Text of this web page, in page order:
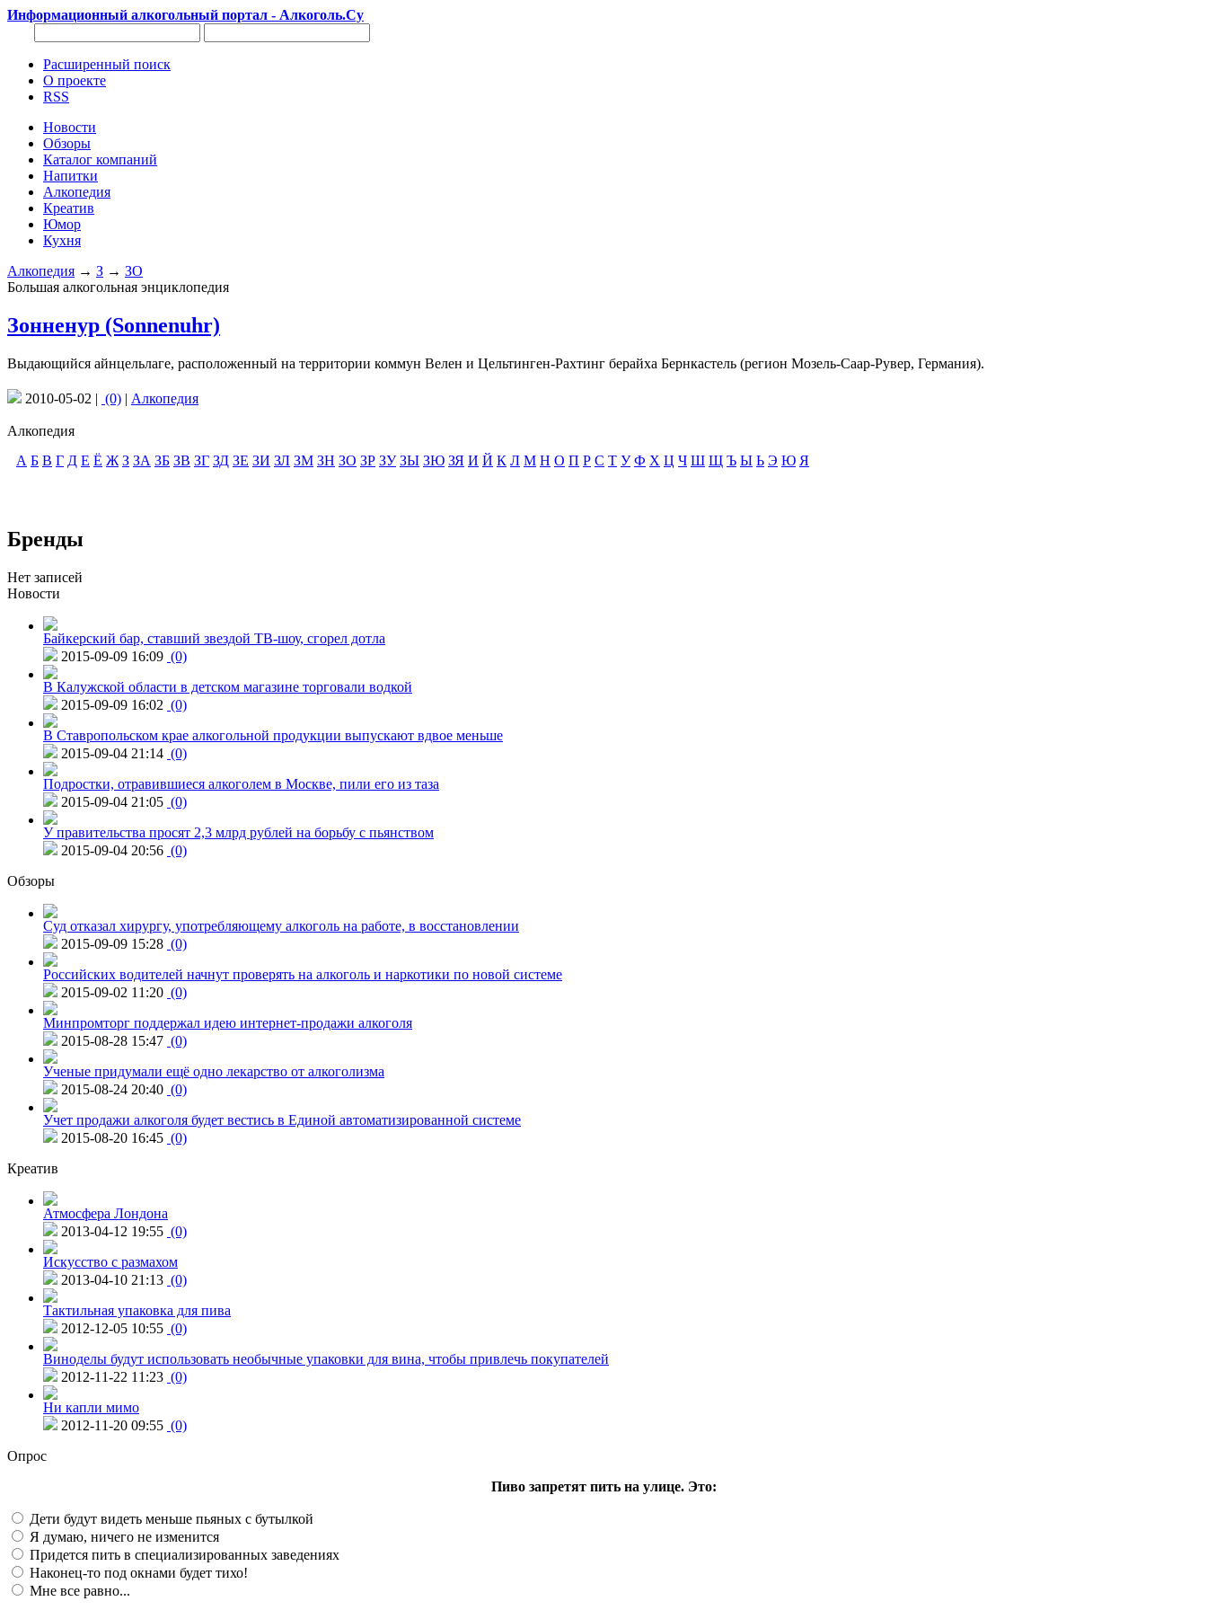
Информационный алкогольный портал - Алкоголь.Су
Расширенный поиск
О проекте
RSS
Новости
Обзоры
Каталог компаний
Напитки
Алкопедия
Креатив
Юмор
Кухня
Алкопедия → З → ЗО
Большая алкогольная энциклопедия
Зонненур (Sonnenuhr)
Выдающийся айнцельлаге, расположенный на территории коммун Велен и Цельтинген-Рахтинг берайха Бернкастель (регион Мозель-Саар-Рувер, Германия).
2010-05-02 | (0) | Алкопедия
Алкопедия
А Б В Г Д Е Ё Ж З ЗА ЗБ ЗВ ЗГ ЗД ЗЕ ЗИ ЗЛ ЗМ ЗН ЗО ЗР ЗУ ЗЫ ЗЮ ЗЯ И Й К Л М Н О П Р С Т У Ф Х Ц Ч Ш Щ Ъ Ы Ь Э Ю Я
Бренды
Нет записей
Новости
Байкерский бар, ставший звездой ТВ-шоу, сгорел дотла
2015-09-09 16:09 (0)
В Калужской области в детском магазине торговали водкой
2015-09-09 16:02 (0)
В Ставропольском крае алкогольной продукции выпускают вдвое меньше
2015-09-04 21:14 (0)
Подростки, отравившиеся алкоголем в Москве, пили его из таза
2015-09-04 21:05 (0)
У правительства просят 2,3 млрд рублей на борьбу с пьянством
2015-09-04 20:56 (0)
Обзоры
Суд отказал хирургу, употребляющему алкоголь на работе, в восстановлении
2015-09-09 15:28 (0)
Российских водителей начнут проверять на алкоголь и наркотики по новой системе
2015-09-02 11:20 (0)
Минпромторг поддержал идею интернет-продажи алкоголя
2015-08-28 15:47 (0)
Ученые придумали ещё одно лекарство от алкоголизма
2015-08-24 20:40 (0)
Учет продажи алкоголя будет вестись в Единой автоматизированной системе
2015-08-20 16:45 (0)
Креатив
Атмосфера Лондона
2013-04-12 19:55 (0)
Искусство с размахом
2013-04-10 21:13 (0)
Тактильная упаковка для пива
2012-12-05 10:55 (0)
Виноделы будут использовать необычные упаковки для вина, чтобы привлечь покупателей
2012-11-22 11:23 (0)
Ни капли мимо
2012-11-20 09:55 (0)
Опрос
Пиво запретят пить на улице. Это:
Дети будут видеть меньше пьяных с бутылкой
Я думаю, ничего не изменится
Придется пить в специализированных заведениях
Наконец-то под окнами будет тихо!
Мне все равно...